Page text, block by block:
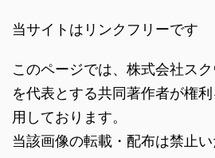
当サイトはリンクフリーです
このページでは、株式会社ス
を代表とする共同著作者が権
用しております。
当該画像の転載・配布は禁止い